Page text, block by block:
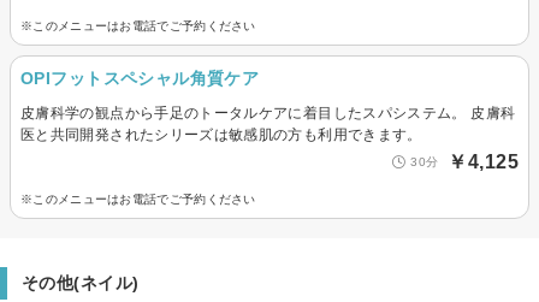
※このメニューはお電話でご予約ください
OPIフットスペシャル角質ケア
皮膚科学の観点から手足のトータルケアに着目したスパシステム。 皮膚科
医と共同開発されたシリーズは敏感肌の方も利用できます。
30分 ￥4,125
※このメニューはお電話でご予約ください
その他(ネイル)